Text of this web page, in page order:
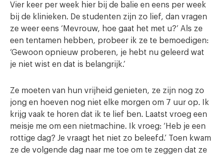
Vier keer per week hier bij de balie en eens per week
bij de klinieken. De studenten zijn zo lief, dan vragen
ze weer eens ‘Mevrouw, hoe gaat het met u?’ Als ze
een tentamen hebben, probeer ik ze te bemoedigen:
‘Gewoon opnieuw proberen, je hebt nu geleerd wat
je niet wist en dat is belangrijk.’
Ze moeten van hun vrijheid genieten, ze zijn nog zo
jong en hoeven nog niet elke morgen om 7 uur op. Ik
krijg vaak te horen dat ik te lief ben. Laatst vroeg een
meisje me om een nietmachine. Ik vroeg: ‘Heb je een
rottige dag? Je vraagt het niet zo beleefd.’ Toen kwam
ze de volgende dag naar me toe om te zeggen dat ze